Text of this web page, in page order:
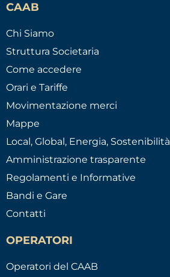
CAAB
Chi Siamo
Struttura Societaria
Come accedere
Orari e Tariffe
Movimentazione merci
Mappe
Local, Global, Energia, Sostenibilità
Amministrazione trasparente
Regolamenti e Informative
Bandi e Gare
Contatti
OPERATORI
Operatori del CAAB